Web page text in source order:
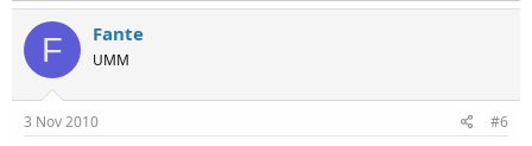
F Fante
UMM
3 Nov 2010 #6